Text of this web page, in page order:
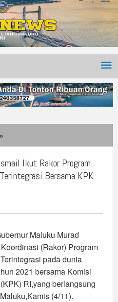
»
Maluku
Murad
Ismail
Korupsi
Terintegrasi
Bersama
KPK
Ikut Rakor Program
Bersama KPK
Maluku Murad
(Rakor) Program
pada dunia
2021 bersama Komisi
RI,yang berlangsung
(4/11).